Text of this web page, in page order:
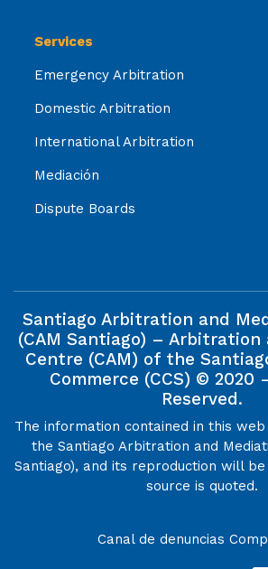
Services
Emergency Arbitration
Domestic Arbitration
International Arbitration
Mediación
Dispute Boards
Santiago Arbitration and
(CAM Santiago) – Arbitration
Centre (CAM) of the
Commerce (CCS) © 2020
Reserved.
The information contained in this
the Santiago Arbitration and
Santiago), and its reproduction will
source is quoted.
Canal de denuncias